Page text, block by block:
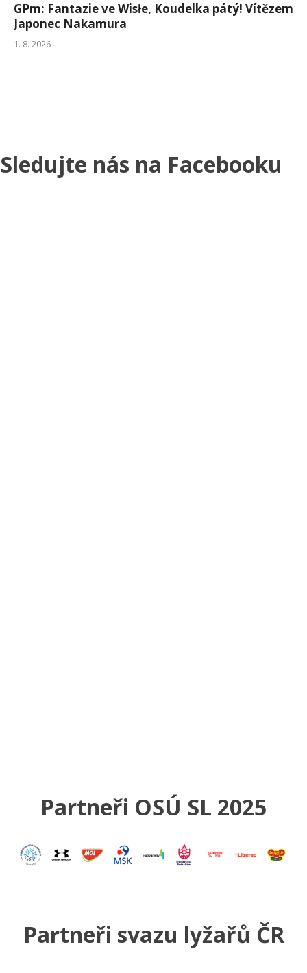
GPm: Fantazie ve Wisłe, Koudelka pátý! Vítězem
Japonec Nakamura
1. 8. 2026
Sledujte nás na Facebooku
Partneři OSÚ SL 2025
Partneři svazu lyžařů ČR